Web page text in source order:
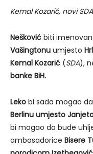
Kemal Kozarić, novi
Nešković biti
Vašingtonu umjesto
Kemal Kozarić (SDA),
banke BiH.
Leko bi sada mogao
Berlinu umjesto
bi mogao da bude
ambasadorice Bisere